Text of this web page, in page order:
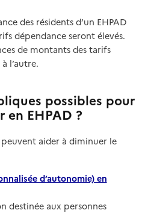
des résidents d’un EHPAD
dépendance seront élevés.
de montants des tarifs
l’autre.
possibles pour
en EHPAD ?
aider à diminuer le
d’autonomie) en
destinée aux personnes